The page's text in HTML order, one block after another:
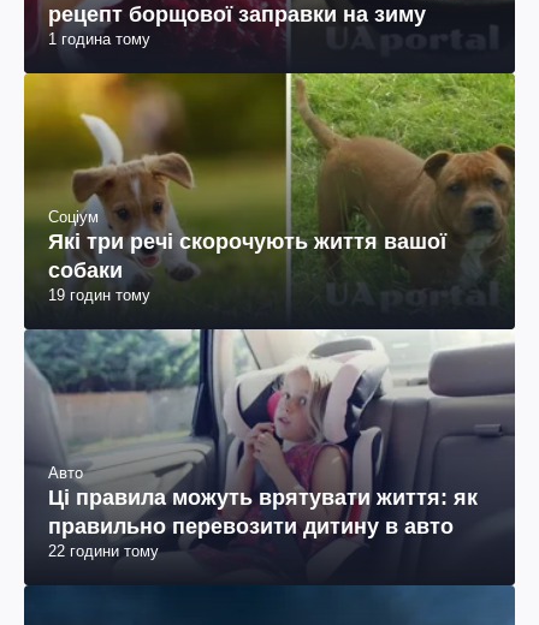
рецепт борщової заправки на зиму
1 година тому
Соціум
Які три речі скорочують життя вашої
собаки
19 годин тому
Авто
Ці правила можуть врятувати життя: як
правильно перевозити дитину в авто
22 години тому